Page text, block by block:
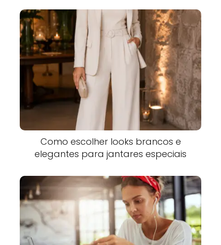
Como escolher looks brancos e
elegantes para jantares especiais